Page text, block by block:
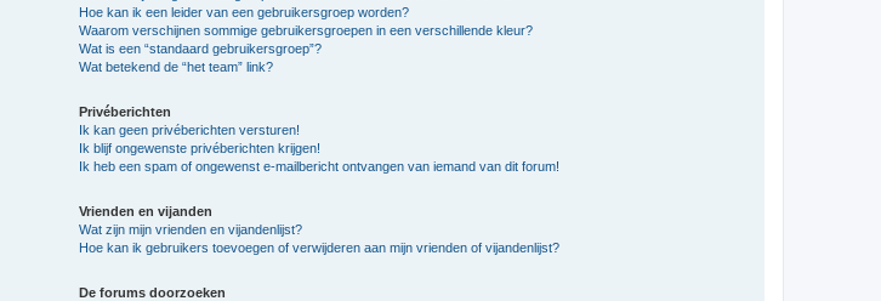
Hoe kan ik een leider van een gebruikersgroep worden?
Waarom verschijnen sommige gebruikersgroepen in een verschillende kleur?
Wat is een “standaard gebruikersgroep”?
Wat betekend de “het team” link?
Privéberichten
Ik kan geen privéberichten versturen!
Ik blijf ongewenste privéberichten krijgen!
Ik heb een spam of ongewenst e-mailbericht ontvangen van iemand van dit forum!
Vrienden en vijanden
Wat zijn mijn vrienden en vijandenlijst?
Hoe kan ik gebruikers toevoegen of verwijderen aan mijn vrienden of vijandenlijst?
De forums doorzoeken